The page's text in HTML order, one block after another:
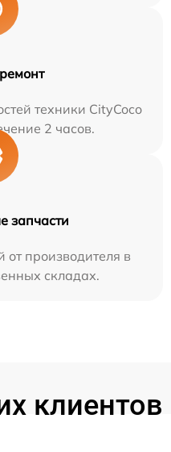
техники CityCoco
2 часов.
запчасти
от производителя в
складах.
клиентов